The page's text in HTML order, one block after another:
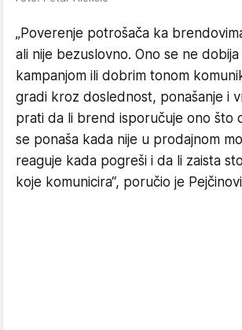
„Poverenje potrošača ka
ali nije bezuslovno. Ono se ne
kampanjom ili dobrim tonom
gradi kroz doslednost, ponašanje i
prati da li brend isporučuje ono što
se ponaša kada nije u prodajnom
reaguje kada pogreši i da li zaista
koje komunicira“, poručio je